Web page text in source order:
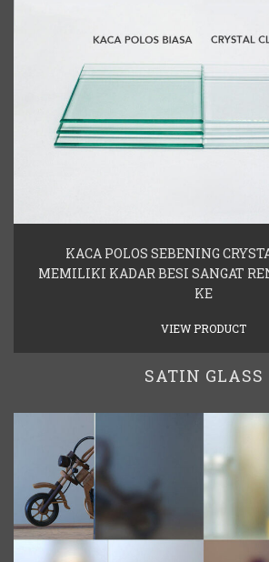
KACA POLOS SEBENING
MEMILIKI KADAR BESI SANGAT
KE
VIEW PRODUCT
SATIN GLASS